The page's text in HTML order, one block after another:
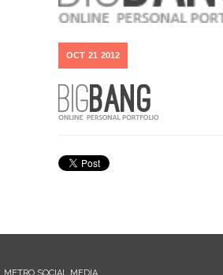
OCT 21 2012